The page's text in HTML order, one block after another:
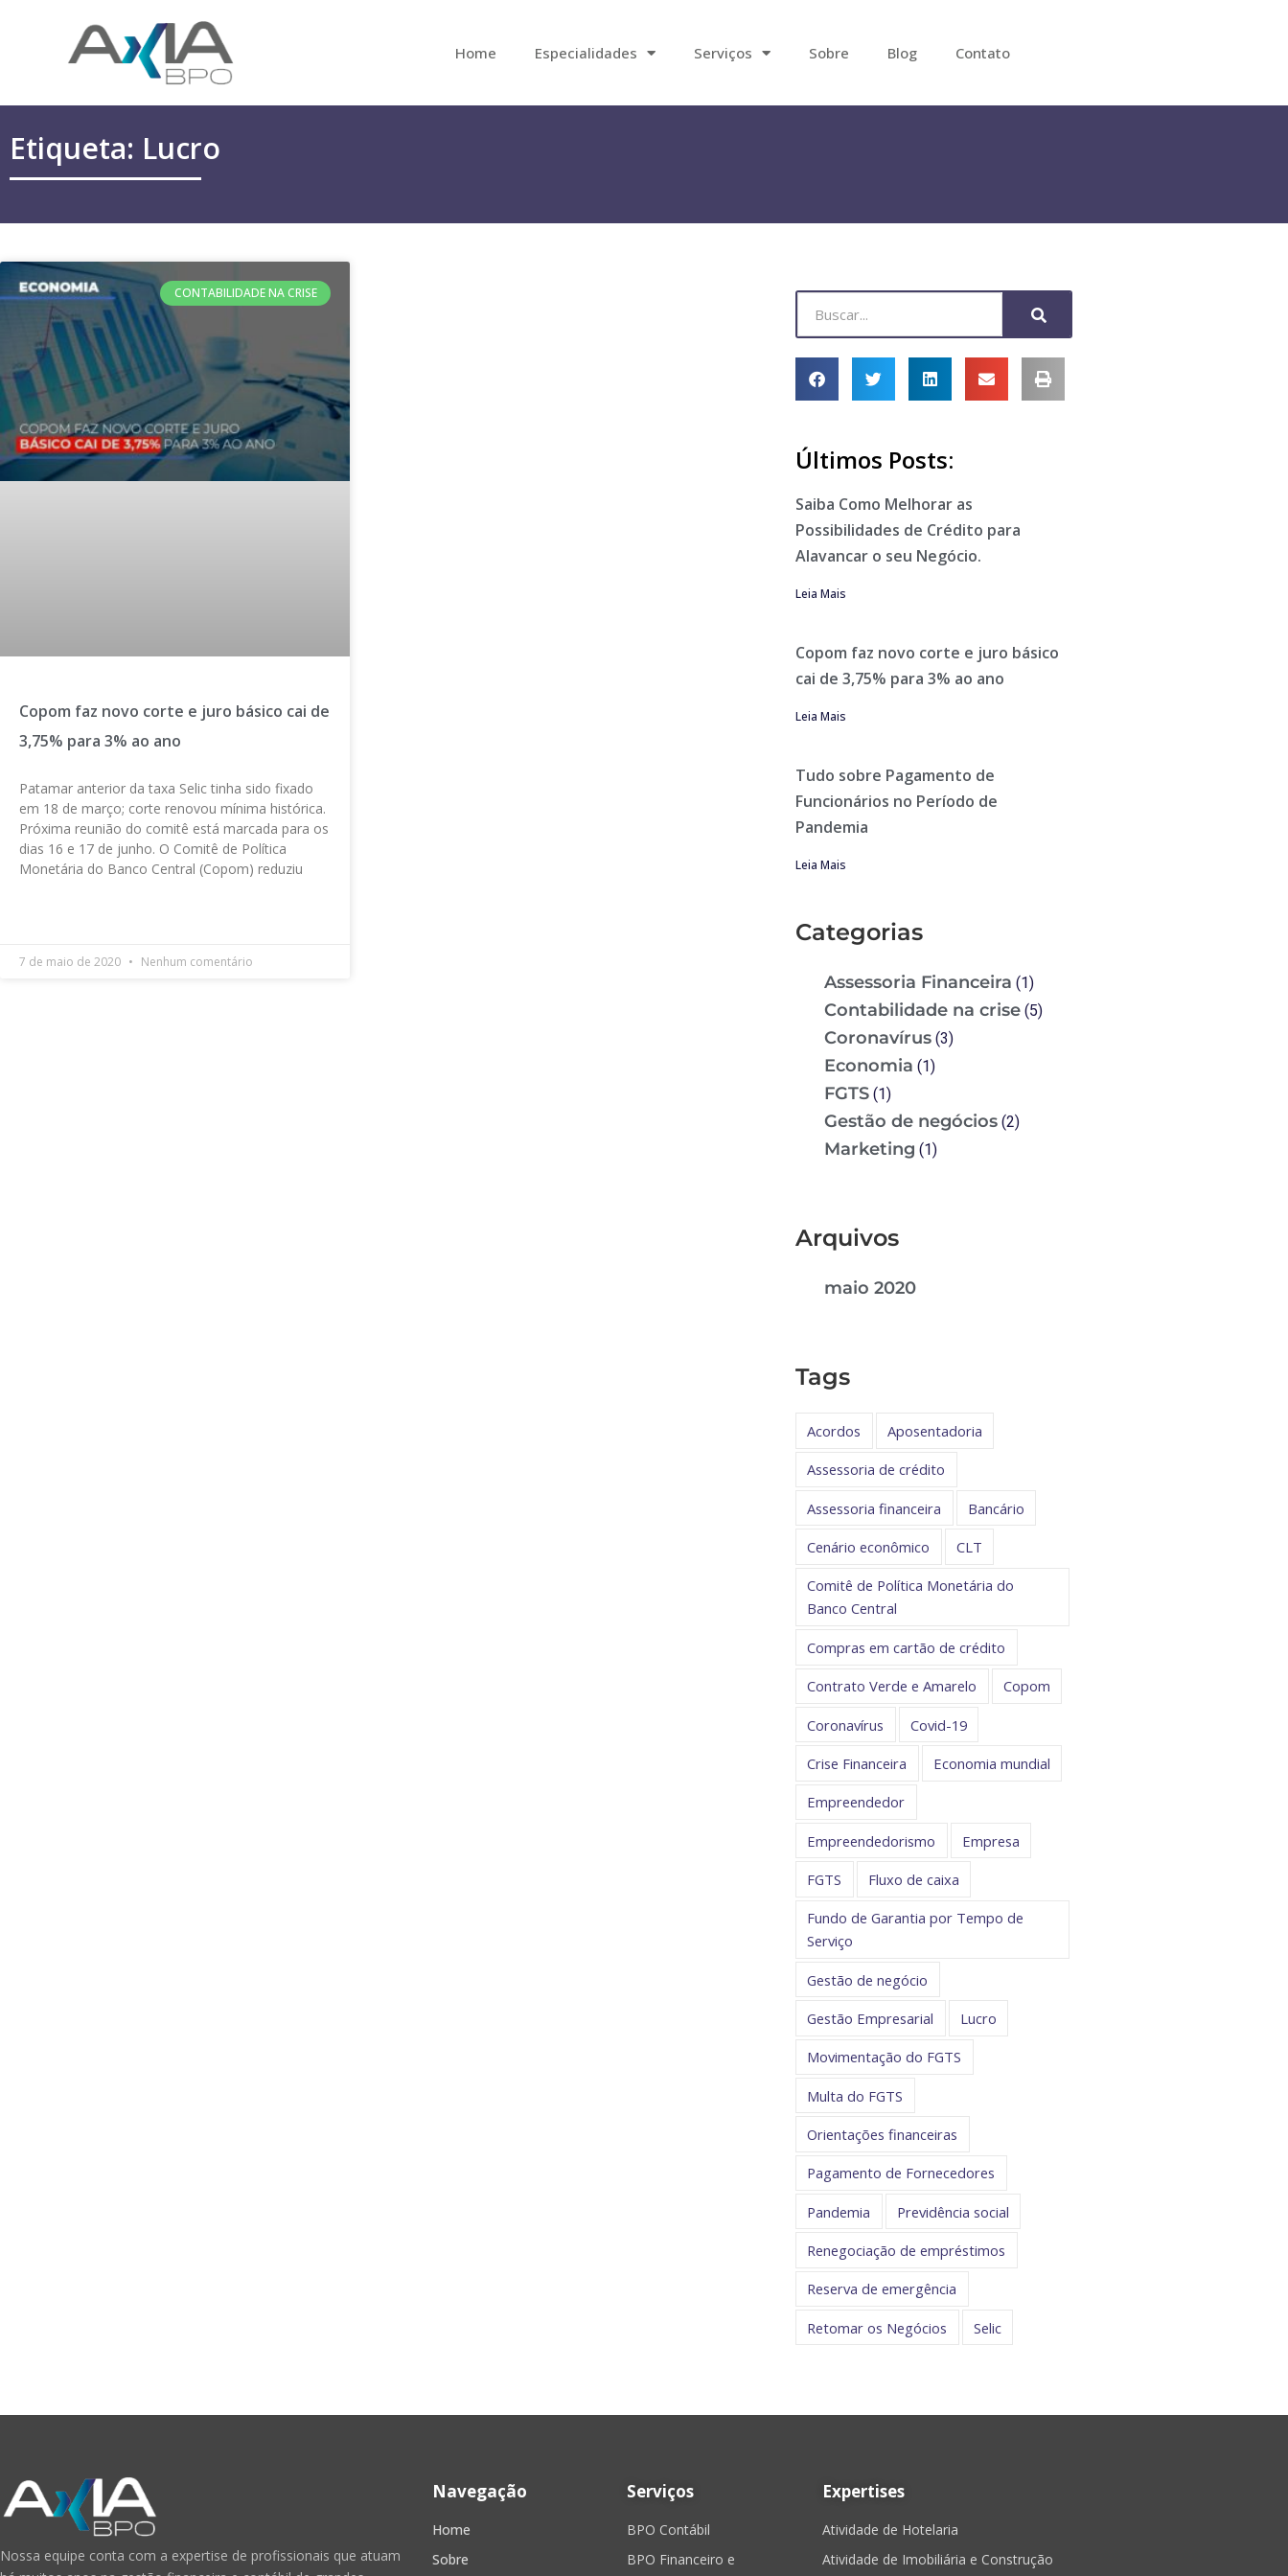
Home Especialidades Serviços Sobre Blog Contato
Etiqueta: Lucro
CONTABILIDADE NA CRISE
Copom faz novo corte e juro básico cai de
3,75% para 3% ao ano
Patamar anterior da taxa Selic tinha sido fixado
em 18 de março; corte renovou mínima histórica.
Próxima reunião do comitê está marcada para os
dias 16 e 17 de junho. O Comitê de Política
Monetária do Banco Central (Copom) reduziu
7 de maio de 2020 Nenhum comentário
Últimos Posts:
Saiba Como Melhorar as
Possibilidades de Crédito para
Alavancar o seu Negócio.
Leia Mais
Copom faz novo corte e juro básico
cai de 3,75% para 3% ao ano
Leia Mais
Tudo sobre Pagamento de
Funcionários no Período de
Pandemia
Leia Mais
Categorias
Assessoria Financeira (1)
Contabilidade na crise (5)
Coronavírus (3)
Economia (1)
FGTS (1)
Gestão de negócios (2)
Marketing (1)
Arquivos
maio 2020
Tags
Acordos Aposentadoria
Assessoria de crédito
Assessoria financeira Bancário
Cenário econômico CLT
Comitê de Política Monetária do
Banco Central
Compras em cartão de crédito
Contrato Verde e Amarelo Copom
Coronavírus Covid-19
Crise Financeira Economia mundial
Empreendedor
Empreendedorismo Empresa
FGTS Fluxo de caixa
Fundo de Garantia por Tempo de
Serviço
Gestão de negócio
Gestão Empresarial Lucro
Movimentação do FGTS
Multa do FGTS
Orientações financeiras
Pagamento de Fornecedores
Pandemia Previdência social
Renegociação de empréstimos
Reserva de emergência
Retomar os Negócios Selic
Nossa equipe conta com a expertise de profissionais que atuam
Navegação
Home
Sobre
Serviços
BPO Contábil
BPO Financeiro e
Expertises
Atividade de Hotelaria
Atividade de Imobiliária e Construção